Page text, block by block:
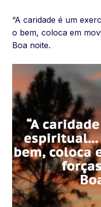
“A caridade é um
o bem, coloca em
Boa noite.